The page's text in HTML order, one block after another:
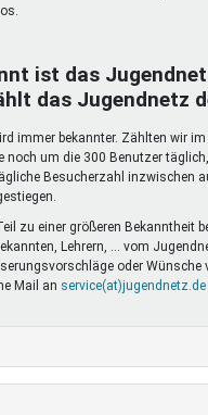
ist das
das Jugendnetz
immer bekannter. Zählten wir
noch um die 300 Benutzer
Besucherzahl inzwischen
zu einer größeren Bekanntheit
Lehrern, ... vom
oder Wünsche
Mail an service(at)jugendnetz.de